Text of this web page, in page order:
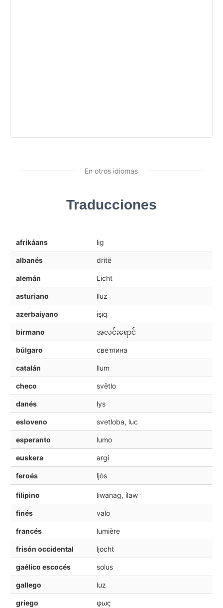
En otros idiomas
Traducciones
afrikáans lig
albanés dritë
alemán Licht
asturiano lluz
azerbaiyano işıq
birmano အလင်းရောင်
búlgaro светлина
catalán llum
checo světlo
danés lys
esloveno svetloba, luc
esperanto lumo
euskera argi
feroés ljós
filipino liwanag, ílaw
finés valo
francés lumière
frisón occidental ljocht
gaélico escocés solus
gallego luz
griego φως